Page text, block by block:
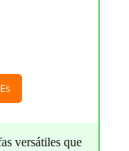
versátiles que